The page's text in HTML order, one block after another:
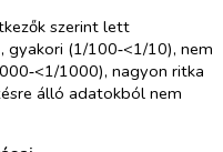
szerint lett
(1/100‑<1/10), nem
1000), nagyon ritka
álló adatokból nem